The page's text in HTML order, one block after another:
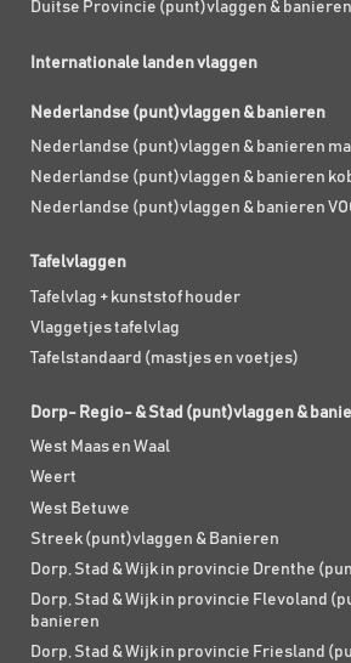
Duitse Provincie (punt)vlaggen & banieren
Internationale landen vlaggen
Nederlandse (punt)vlaggen & banieren
Nederlandse (punt)vlaggen & banieren
Nederlandse (punt)vlaggen & banieren
Nederlandse (punt)vlaggen & banieren
Tafelvlaggen
Tafelvlag + kunststof houder
Vlaggetjes tafelvlag
Tafelstandaard (mastjes en voetjes)
Dorp- Regio- & Stad (punt)vlaggen &
West Maas en Waal
Weert
West Betuwe
Streek (punt)vlaggen & Banieren
Dorp, Stad & Wijk in provincie Drenthe
Dorp, Stad & Wijk in provincie Flevoland
banieren
Dorp, Stad & Wijk in provincie Friesland